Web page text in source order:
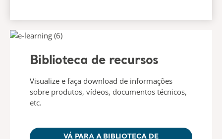
Biblioteca de recursos​​
Visualize e faça download de informações
sobre produtos, vídeos, documentos técnicos,
etc.
VÁ PARA A BIBLIOTECA DE